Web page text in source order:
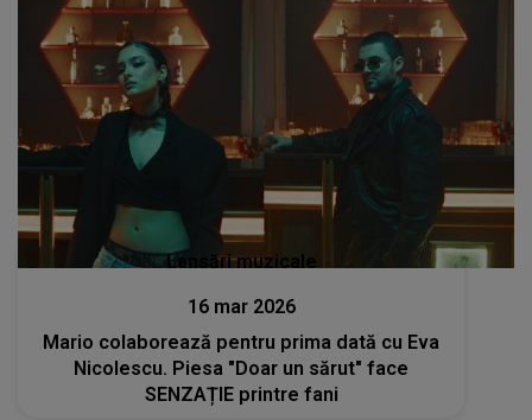
Lansări muzicale
16 mar 2026
Mario colaborează pentru prima dată cu Eva
Nicolescu. Piesa "Doar un sărut" face
SENZAȚIE printre fani